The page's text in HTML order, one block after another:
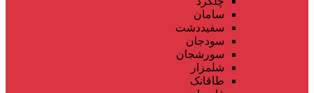
سامان
سفیددشت
سودجان
سورشجان
شلمزار
طاقانک